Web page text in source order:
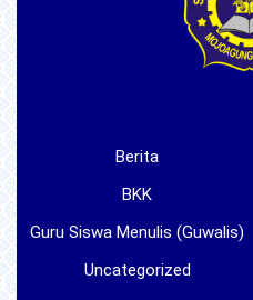
Berita
BKK
Guru Siswa Menulis (Guwalis)
Uncategorized